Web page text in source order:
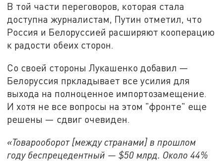
В той части переговоров, которая стала
доступна журналистам, Путин отметил, что
Россия и Белоруссией расширяют кооперацию
к радости обеих сторон.
Со своей стороны Лукашенко добавил —
Белоруссия пркладывает все усилия для
выхода на полноценное импортозамещение.
И хотя не все вопросы на этом "фронте" еще
решены — сдвиг очевиден.
«Товарооборот [между странами] в прошлом
году беспрецедентный — $50 млрд. Около 44%